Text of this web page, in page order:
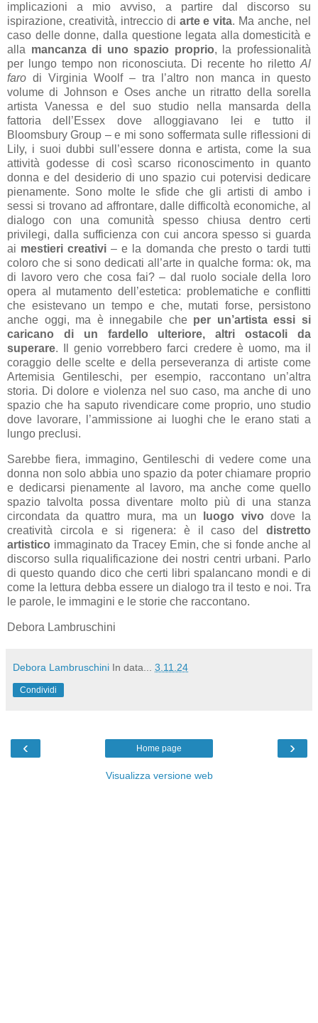
implicazioni a mio avviso, a partire dal discorso su
ispirazione, creatività, intreccio di arte e vita. Ma anche, nel
caso delle donne, dalla questione legata alla domesticità e
alla mancanza di uno spazio proprio, la professionalità
per lungo tempo non riconosciuta. Di recente ho riletto Al
faro di Virginia Woolf – tra l’altro non manca in questo
volume di Johnson e Oses anche un ritratto della sorella
artista Vanessa e del suo studio nella mansarda della
fattoria dell’Essex dove alloggiavano lei e tutto il
Bloomsbury Group – e mi sono soffermata sulle riflessioni di
Lily, i suoi dubbi sull’essere donna e artista, come la sua
attività godesse di così scarso riconoscimento in quanto
donna e del desiderio di uno spazio cui potervisi dedicare
pienamente. Sono molte le sfide che gli artisti di ambo i
sessi si trovano ad affrontare, dalle difficoltà economiche, al
dialogo con una comunità spesso chiusa dentro certi
privilegi, dalla sufficienza con cui ancora spesso si guarda
ai mestieri creativi – e la domanda che presto o tardi tutti
coloro che si sono dedicati all’arte in qualche forma: ok, ma
di lavoro vero che cosa fai? – dal ruolo sociale della loro
opera al mutamento dell’estetica: problematiche e conflitti
che esistevano un tempo e che, mutati forse, persistono
anche oggi, ma è innegabile che per un’artista essi si
caricano di un fardello ulteriore, altri ostacoli da
superare. Il genio vorrebbero farci credere è uomo, ma il
coraggio delle scelte e della perseveranza di artiste come
Artemisia Gentileschi, per esempio, raccontano un’altra
storia. Di dolore e violenza nel suo caso, ma anche di uno
spazio che ha saputo rivendicare come proprio, uno studio
dove lavorare, l’ammissione ai luoghi che le erano stati a
lungo preclusi.
Sarebbe fiera, immagino, Gentileschi di vedere come una
donna non solo abbia uno spazio da poter chiamare proprio
e dedicarsi pienamente al lavoro, ma anche come quello
spazio talvolta possa diventare molto più di una stanza
circondata da quattro mura, ma un
luogo vivo dove la
creatività circola e si rigenera: è il caso del distretto
artistico immaginato da Tracey Emin, che si fonde anche al
discorso sulla riqualificazione dei nostri centri urbani. Parlo
di questo quando dico che certi libri spalancano mondi e di
come la lettura debba essere un dialogo tra il testo e noi. Tra
le parole, le immagini e le storie che raccontano.
Debora Lambruschini
Debora Lambruschini In data... 3.11.24
Condividi
‹ ›
Home page
Visualizza versione web